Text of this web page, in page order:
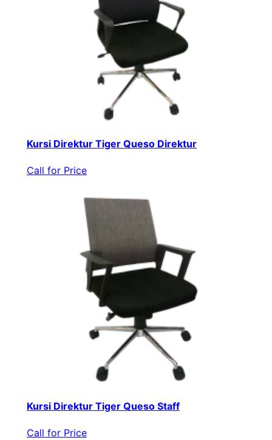
Kursi Direktur Tiger Queso Direktur
Call for Price
Kursi Direktur Tiger Queso Staff
Call for Price